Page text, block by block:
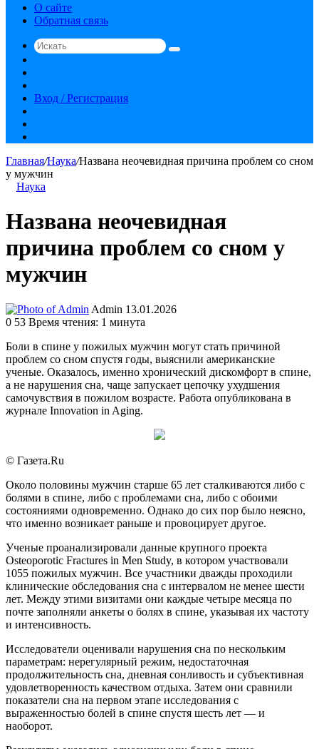
О сайте
Обратная связь
Искать
статья
Вход / Регистрация
Главная/Наука/Названа неочевидная причина проблем со сном
у мужчин
Наука
Названа неочевидная
причина проблем со сном у
мужчин
Admin Send
an
13.01.2026
0 53 Время чтения: 1 минута
Боли в спине у пожилых мужчин могут стать причиной
проблем со сном спустя годы, выяснили американские
ученые. Оказалось, именно хронический дискомфорт в спине,
а не нарушения сна, чаще запускает цепочку ухудшения
самочувствия в пожилом возрасте. Работа опубликована в
журнале Innovation in Aging.
© Газета.Ru
Около половины мужчин старше 65 лет сталкиваются либо с
болями в спине, либо с проблемами сна, либо с обоими
состояниями одновременно. Однако до сих пор было неясно,
что именно возникает раньше и провоцирует другое.
Ученые проанализировали данные крупного проекта
Osteoporotic Fractures in Men Study, в котором участвовали
1055 пожилых мужчин. Все участники дважды проходили
клинические обследования сна с интервалом не менее шести
лет. Между этими визитами они каждые четыре месяца по
почте заполняли анкеты о болях в спине, указывая их частоту
и интенсивность.
Исследователи оценивали нарушения сна по нескольким
параметрам: нерегулярный режим, недостаточная
продолжительность сна, дневная сонливость и субъективная
удовлетворенность качеством отдыха. Затем они сравнили
показатели сна на первом этапе исследования с
выраженностью болей в спине спустя шесть лет — и
наоборот.